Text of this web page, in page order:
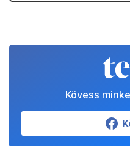
Kövess